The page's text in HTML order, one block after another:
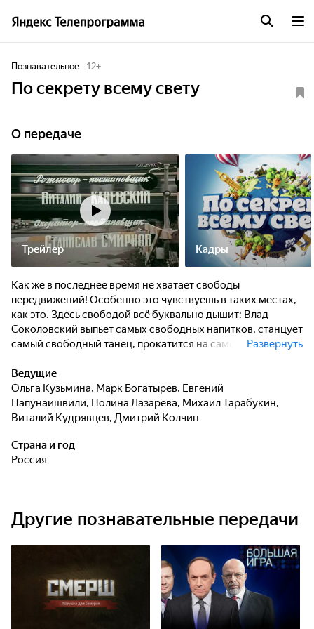
Познавательное 12+
По секрету всему свету
О передаче
Трейлер Кадры
Как же в последнее время не хватает свободы
передвижений! Особенно это чувствуешь в таких местах,
как это. Здесь свободой всё буквально дышит: Влад
Соколовский выпьет самых свободных напитков, станцует
самый свободный танец, прокатится на самой свободной
в нём самом.
Развернуть
Ведущие
Ольга Кузьмина, Марк Богатырев, Евгений
Папунаишвили, Полина Лазарева, Михаил Тарабукин,
Виталий Кудрявцев, Дмитрий Колчин
Страна и год
Россия
Другие познавательные передачи